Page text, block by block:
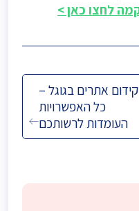
קידום אתרים בגוגל –
כל האפשרויות
העומדות לרשותכם